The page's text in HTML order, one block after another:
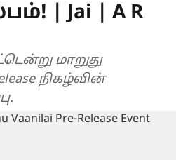
| Jai | A R
மாறுது
நிகழ்வின்